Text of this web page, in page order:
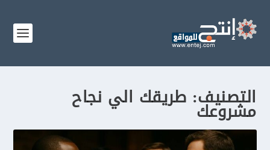
التصنيف: طريقك الي نجاح مشروعك